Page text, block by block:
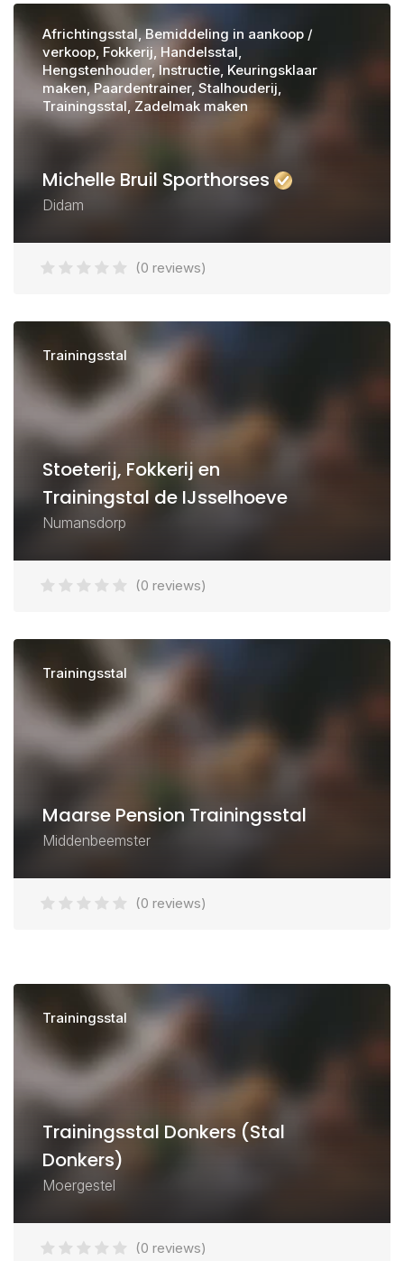
Africhtingsstal, Bemiddeling in aankoop /
verkoop, Fokkerij, Handelsstal,
Hengstenhouder, Instructie, Keuringsklaar
maken, Paardentrainer, Stalhouderij,
Trainingsstal, Zadelmak maken
Michelle Bruil Sporthorses
Didam
(0 reviews)
Trainingsstal
Stoeterij, Fokkerij en
Trainingstal de IJsselhoeve
Numansdorp
(0 reviews)
Trainingsstal
Maarse Pension Trainingsstal
Middenbeemster
(0 reviews)
Trainingsstal
Trainingsstal Donkers (Stal
Donkers)
Moergestel
(0 reviews)